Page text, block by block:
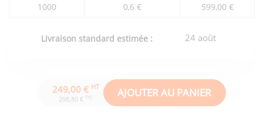
1000
0,6 € 599,00 €
Livraison standard estimée : 24 août
249,00 € HT
298,80 € TTC AJOUTER AU PANIER